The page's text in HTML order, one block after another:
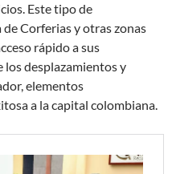
Este tipo de
Corferias y otras zonas
rápido a sus
los desplazamientos y
elementos
a la capital colombiana.